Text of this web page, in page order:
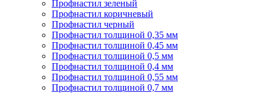
Профнастил зеленый
Профнастил коричневый
Профнастил черный
Профнастил толщиной 0,35 мм
Профнастил толщиной 0,45 мм
Профнастил толщиной 0,5 мм
Профнастил толщиной 0,4 мм
Профнастил толщиной 0,55 мм
Профнастил толщиной 0,7 мм